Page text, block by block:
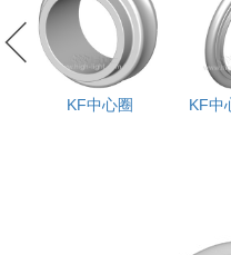
KF中心圈 KF中